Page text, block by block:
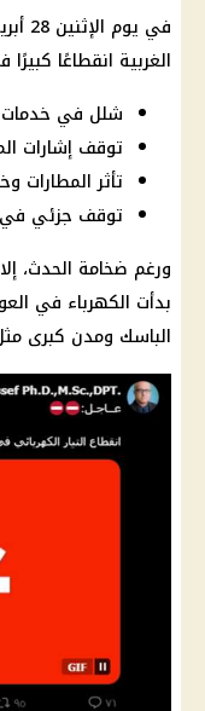
الغربية انقطاعًا
شلل في خدمات
توقف إشارات
تأثر المطارات
توقف جزئي في
ورغم ضخامة الحدث،
بدأت الكهرباء في
الباسك ومدن كبرى